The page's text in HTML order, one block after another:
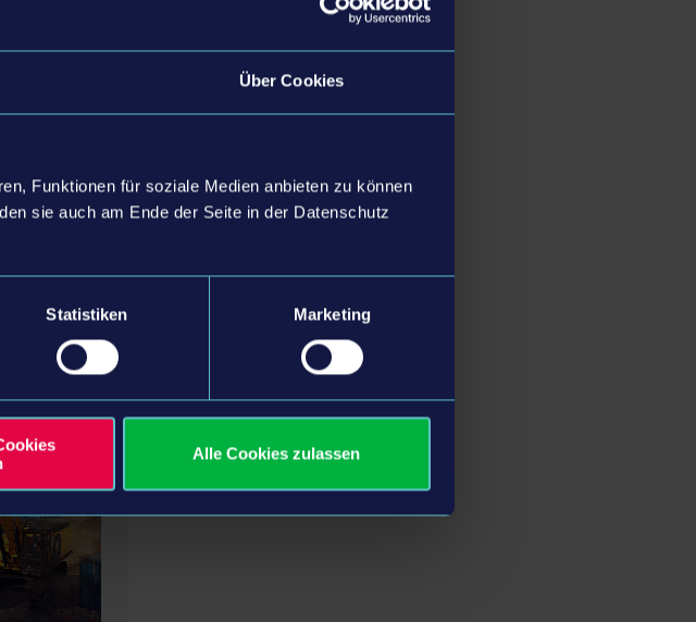
Über Cookies
Funktionen für soziale Medien anbieten zu können
sie auch am Ende der Seite in der Datenschutz
Statistiken Marketing
Alle Cookies zulassen
Published
the actual
trucks,
and/or